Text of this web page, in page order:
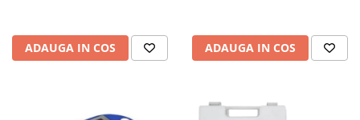
ADAUGA IN COS ADAUGA IN COS